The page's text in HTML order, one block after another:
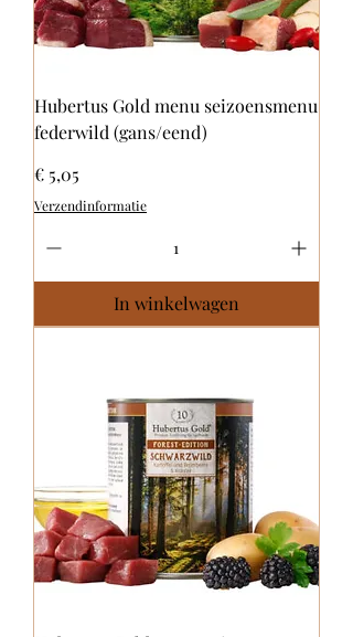
Hubertus Gold menu seizoensmenu
federwild (gans/eend)
Prijs
€ 5,05
Verzendinformatie
In winkelwagen